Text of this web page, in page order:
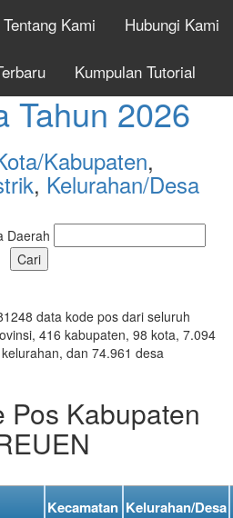
Tentang Kami Hubungi Kami
Kumpulan Tutorial
Pos Seluruh
Tahun 2026
Kabupaten,
, Kelurahan/Desa
Daerah
data kode pos dari seluruh
416 kabupaten, 98 kota, 7.094
dan 74.961 desa
Pos Kabupaten
Kecamatan Kelurahan/Desa